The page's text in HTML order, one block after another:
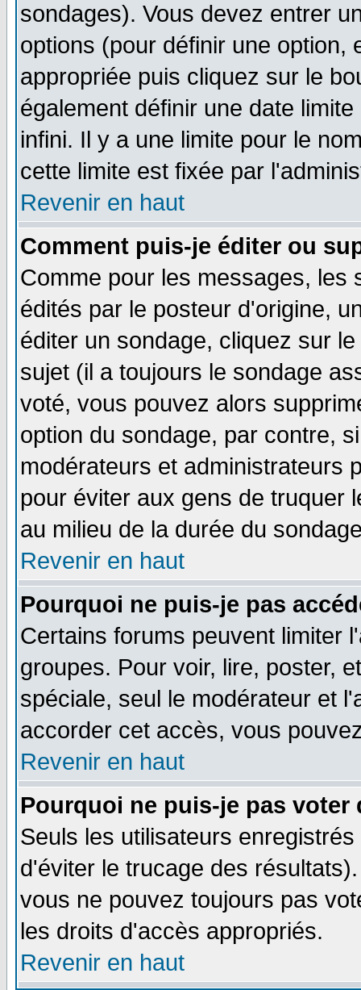
sondages). Vous devez entrer
options (pour définir une option,
appropriée puis cliquez sur le
également définir une date
infini. Il y a une limite pour le
cette limite est fixée par
Revenir en haut
Comment puis-je éditer ou
Comme pour les messages, les
édités par le posteur d'origine,
éditer un sondage, cliquez sur
sujet (il a toujours le sondage
voté, vous pouvez alors
option du sondage, par contre,
modérateurs et administrateurs
pour éviter aux gens de truquer
au milieu de la durée du
Revenir en haut
Pourquoi ne puis-je pas
Certains forums peuvent limiter
groupes. Pour voir, lire, poster,
spéciale, seul le modérateur et
accorder cet accès, vous
Revenir en haut
Pourquoi ne puis-je pas voter
Seuls les utilisateurs
d'éviter le trucage des
vous ne pouvez toujours pas
les droits d'accès appropriés.
Revenir en haut